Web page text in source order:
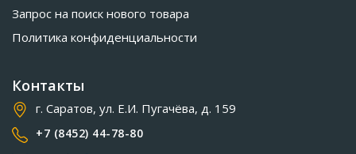
Запрос на поиск нового товара
Политика конфиденциальности
Контакты
г. Саратов, ул. Е.И. Пугачёва, д. 159
+7 (8452) 44-78-80